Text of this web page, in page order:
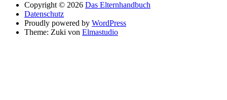
Copyright © 2026 Das Elternhandbuch
Datenschutz
Proudly powered by WordPress
Theme: Zuki von Elmastudio